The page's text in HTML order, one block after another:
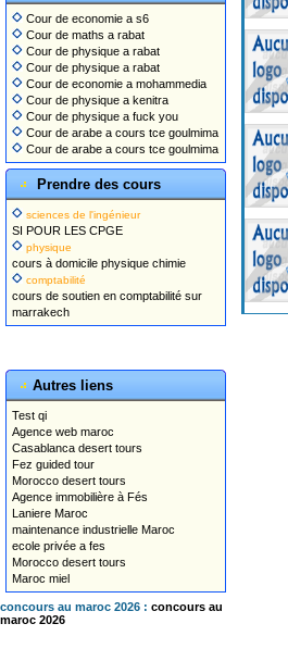
Cour de economie a s6
Cour de maths a rabat
Cour de physique a rabat
Cour de physique a rabat
Cour de economie a mohammedia
Cour de physique a kenitra
Cour de physique a fuck you
Cour de arabe a cours tce goulmima
Cour de arabe a cours tce goulmima
Prendre des cours
sciences de l'ingénieur
SI POUR LES CPGE
physique
cours à domicile physique chimie
comptabilité
cours de soutien en comptabilité sur
marrakech
Autres liens
Test qi
Agence web maroc
Casablanca desert tours
Fez guided tour
Morocco desert tours
Agence immobilière à Fés
Laniere Maroc
maintenance industrielle Maroc
ecole privée a fes
Morocco desert tours
Maroc miel
concours au maroc 2026 : concours au
maroc 2026